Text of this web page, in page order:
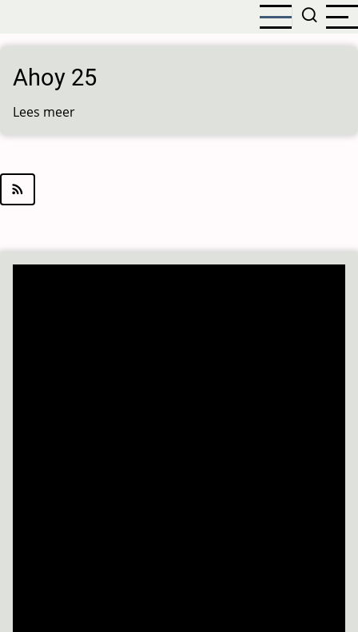
naar
inhoud
gaan
Ahoy 25
Lees meer